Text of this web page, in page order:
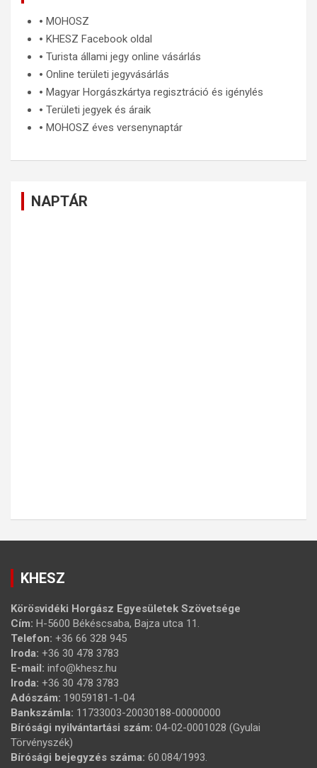
🞄 MOHOSZ
🞄 KHESZ Facebook oldal
🞄 Turista állami jegy online vásárlás
🞄 Online területi jegyvásárlás
🞄 Magyar Horgászkártya regisztráció és igénylés
🞄 Területi jegyek és áraik
🞄 MOHOSZ éves versenynaptár
NAPTÁR
KHESZ
Körösvidéki Horgász Egyesületek Szövetsége
Cím: H-5600 Békéscsaba, Bajza utca 11.
Telefon: +36 66 328 945
Iroda: +36 30 478 3783
E-mail: info@khesz.hu
Iroda: +36 30 478 3783
Adószám: 19059181-1-04
Bankszámla: 11733003-20030188-00000000
Bírósági nyilvántartási szám: 04-02-0001028 (Gyulai
Törvényszék)
Bírósági bejegyzés száma: 60.084/1993.